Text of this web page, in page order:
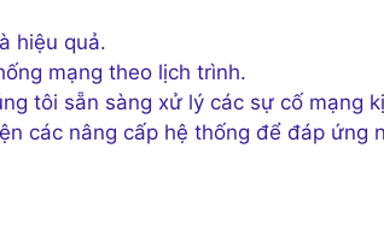
hiệu quả.
mạng theo lịch trình.
tôi sẵn sàng xử lý các sự cố mạng
các nâng cấp hệ thống để đáp ứng